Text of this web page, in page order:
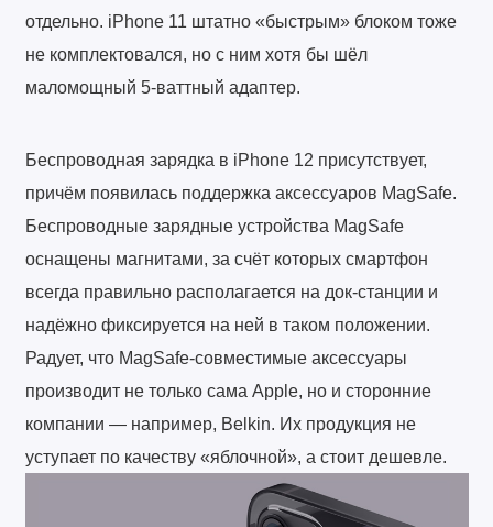
отдельно. iPhone 11 штатно «быстрым» блоком тоже
не комплектовался, но с ним хотя бы шёл
маломощный 5-ваттный адаптер.
Беспроводная зарядка в iPhone 12 присутствует,
причём появилась поддержка аксессуаров MagSafe.
Беспроводные зарядные устройства MagSafe
оснащены магнитами, за счёт которых смартфон
всегда правильно располагается на док-станции и
надёжно фиксируется на ней в таком положении.
Радует, что MagSafe-совместимые аксессуары
производит не только сама Apple, но и сторонние
компании — например, Belkin. Их продукция не
уступает по качеству «яблочной», а стоит дешевле.